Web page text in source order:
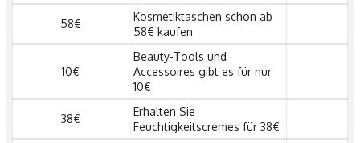
58€
Kosmetiktaschen schon ab
58€ kaufen
10€
Beauty-Tools und
Accessoires gibt es für nur
10€
38€
Erhalten Sie
Feuchtigkeitscremes für 38€